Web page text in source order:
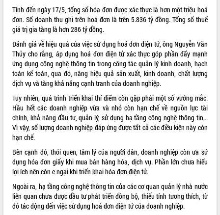
Không có file video nào để phát.
Tính đến ngày 17/5, tổng số hóa đơn được xác thực là hơn một triệu hoá
đơn. Số doanh thu ghi trên hoá đơn là trên 5.836 tỷ đồng. Tổng số thuế
giá trị gia tăng là hơn 286 tỷ đồng.
Đánh giá về hiệu quả của việc sử dụng hoá đơn điện tử, ông Nguyễn Văn
Thủy cho rằng, áp dụng hoá đơn điện tử xác thực góp phần đẩy mạnh
ứng dụng công nghệ thông tin trong công tác quản lý kinh doanh, hạch
toán kế toán, qua đó, nâng hiệu quả sản xuất, kinh doanh, chất lượng
dịch vụ và tăng khả năng cạnh tranh của doanh nghiệp.
Tuy nhiên, quá trình triển khai thí điểm còn gặp phải một số vướng mắc.
Hầu hết các doanh nghiệp vừa và nhỏ còn hạn chế về nguồn lực tài
chính, khả năng đầu tư, quản lý, sử dụng hạ tầng công nghệ thông tin...
Vì vậy, số lượng doanh nghiệp đáp ứng được tất cả các điều kiện này còn
hạn chế.
Bên cạnh đó, thói quen, tâm lý của người dân, doanh nghiệp còn ưa sử
dụng hóa đơn giấy khi mua bán hàng hóa, dịch vụ. Phần lớn chưa hiểu
lợi ích nên còn e ngại khi triển khai hóa đơn điện tử.
Ngoài ra, hạ tầng công nghệ thông tin của các cơ quan quản lý nhà nước
liên quan chưa được đầu tư phát triển đồng bộ, thiếu tính tương thích, từ
đó tác động đến việc sử dụng hoá đơn điện tử của doanh nghiệp.